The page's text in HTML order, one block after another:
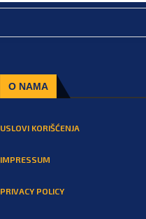
O NAMA
USLOVI KORIŠĆENJA
IMPRESSUM
PRIVACY POLICY